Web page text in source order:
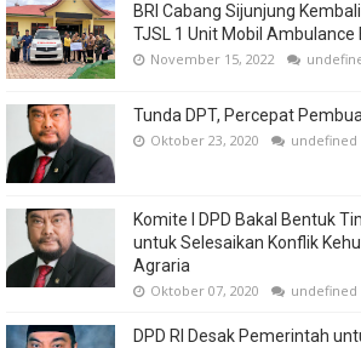
BRI Cabang Sijunjung
TJSL 1 Unit Mobil Ambulance
November 15, 2022
Tunda DPT, Percepat
Oktober 23, 2020 undefined
Komite I DPD Bakal Bentuk
untuk Selesaikan Konflik
Agraria
Oktober 07, 2020 undefined
DPD RI Desak Pemerintah